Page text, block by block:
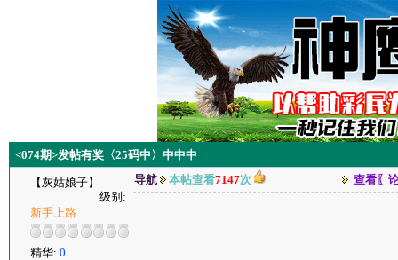
<074期>发帖有奖〈25码中〉中中中
【灰姑娘子】
级别:
新手上路
精华: 0
导航 本帖查看7147次 查看〖